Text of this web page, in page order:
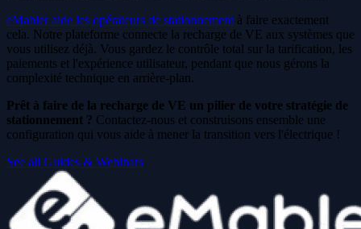
eMabler aide les opérateurs de stationnement à faire exactement
cela. Notre plateforme connecte la recharge de VE aux systèmes que
vous utilisez déjà. Vous gardez le contrôle total sur la tarification, les
paiements et l'expérience utilisateur, pendant que nous gérons la
complexité technique en arrière-plan.
Prêt à faire de la recharge de VE un pilier de votre stratégie de
stationnement ? Contactez-nous et construisons ensemble une
configuration qui vous aide à mener la transition vers l'électrique !
See all Guides & Webinars